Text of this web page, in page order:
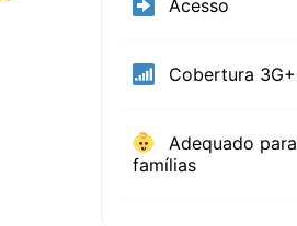
Acesso
Cobertura 3G+
Adequado para
famílias